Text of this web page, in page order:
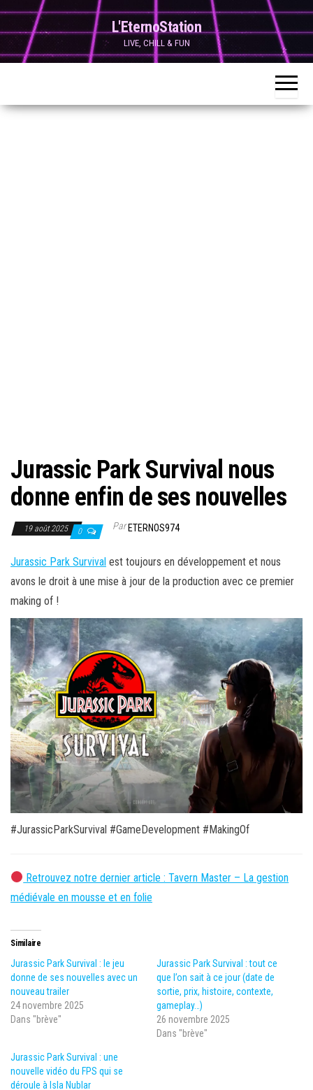
Skip
to
content
L'EternoStation
LIVE, CHILL & FUN
Jurassic Park Survival nous
donne enfin de ses nouvelles
19 août 2025 0 ParETERNOS974
Jurassic Park Survival est toujours en développement et nous
avons le droit à une mise à jour de la production avec ce premier
making of !
#JurassicParkSurvival #GameDevelopment #MakingOf
Retrouvez notre dernier article : Tavern Master – La gestion
médiévale en mousse et en folie
Similaire
Jurassic Park Survival : le jeu
donne de ses nouvelles avec un
nouveau trailer
24 novembre 2025
Dans "brève"
Jurassic Park Survival : tout ce
que l’on sait à ce jour (date de
sortie, prix, histoire, contexte,
gameplay…)
26 novembre 2025
Dans "brève"
Jurassic Park Survival : une
nouvelle vidéo du FPS qui se
déroule à Isla Nublar